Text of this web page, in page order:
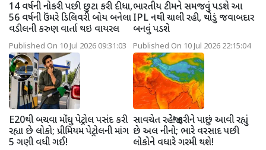
14 વર્ષની નોકરી પછી છુટા કરી દીધા,
56 વર્ષની ઉંમરે ડિલિવરી બોય બનેલા
વડીલની કરુણ વાર્તા થઇ વાયરલ
Published On 10 Jul 2026 09:31:03
ભારતીય ટીમને સમજવું પડશે આ
IPL નથી ચાલી રહી, થોડું જવાબદાર
બનવું પડશે
Published On 10 Jul 2026 22:15:04
E20થી બચવા મોંઘુ પેટ્રોલ પસંદ કરી
રહ્યા છે લોકો; પ્રીમિયમ પેટ્રોલની માંગ
5 ગણી વધી ગઈ!
સાવચેત રહેજો! ફરીને પાછું આવી રહ્યું
છે અલ નીનો; ભારે વરસાદ પછી
લોકોને વધારે ગરમી થશે!